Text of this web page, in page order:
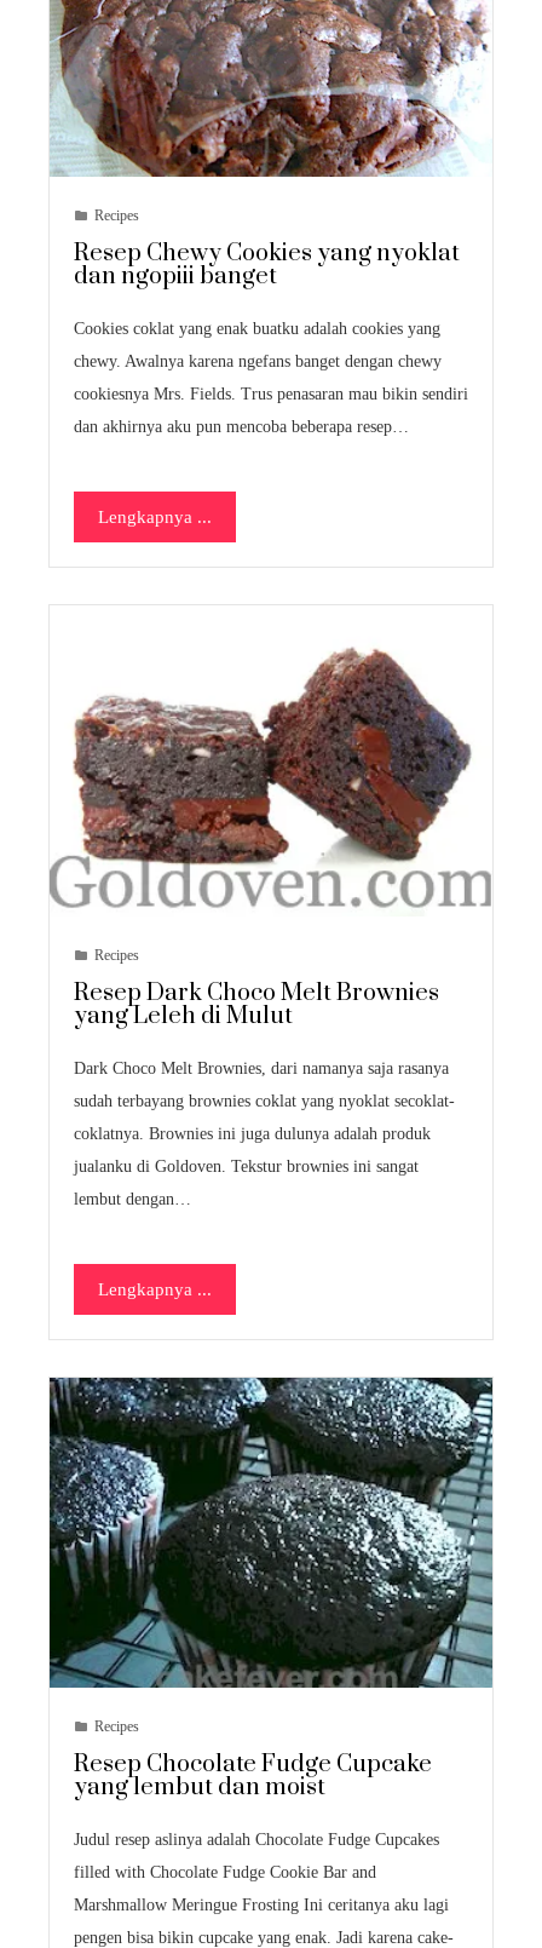
Recipes
Resep Chewy Cookies yang nyoklat
dan ngopiii banget
Cookies coklat yang enak buatku adalah cookies yang
chewy. Awalnya karena ngefans banget dengan chewy
cookiesnya Mrs. Fields. Trus penasaran mau bikin sendiri
dan akhirnya aku pun mencoba beberapa resep…
Lengkapnya ...
Recipes
Resep Dark Choco Melt Brownies
yang Leleh di Mulut
Dark Choco Melt Brownies, dari namanya saja rasanya
sudah terbayang brownies coklat yang nyoklat secoklat-
coklatnya. Brownies ini juga dulunya adalah produk
jualanku di Goldoven. Tekstur brownies ini sangat
lembut dengan…
Lengkapnya ...
Recipes
Resep Chocolate Fudge Cupcake
yang lembut dan moist
Judul resep aslinya adalah Chocolate Fudge Cupcakes
filled with Chocolate Fudge Cookie Bar and
Marshmallow Meringue Frosting Ini ceritanya aku lagi
pengen bisa bikin cupcake yang enak. Jadi karena cake-